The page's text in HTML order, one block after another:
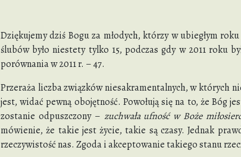
Dziękujemy dziś Bogu za młodych, którzy w ubiegłym
ślubów było niestety tylko 15, podczas gdy w 2011 roku
porównania w 2011 r. – 47.
Przeraża liczba związków niesakramentalnych, w których
jest, widać pewną obojętność. Powołują się na to, że Bóg
zostanie odpuszczony – zuchwała ufność w Boże
mówienie, że takie jest życie, takie są czasy. Jednak
rzeczywistość nas. Zgoda i akceptowanie takiego stanu